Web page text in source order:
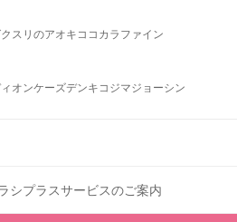
クスリのアオキ ココカラファイン
オンケーズデンキ コジマジョーシン
シプラスサービスのご案内